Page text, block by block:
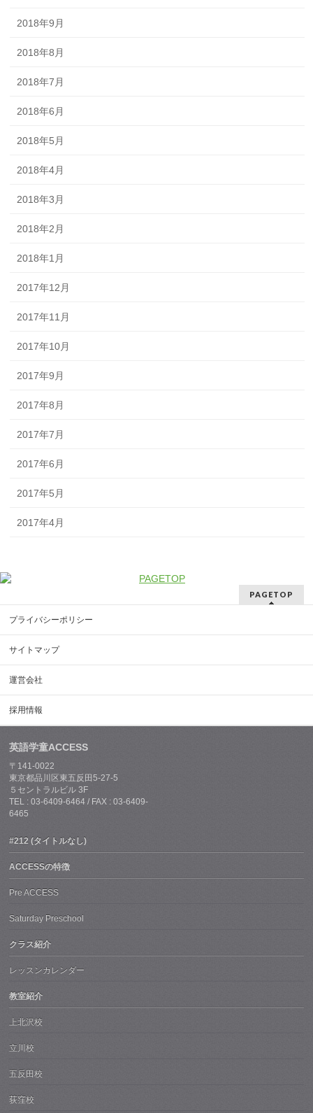
2018年9月
2018年8月
2018年7月
2018年6月
2018年5月
2018年4月
2018年3月
2018年2月
2018年1月
2017年12月
2017年11月
2017年10月
2017年9月
2017年8月
2017年7月
2017年6月
2017年5月
2017年4月
PAGETOP
プライバシーポリシー
サイトマップ
運営会社
採用情報
英語学童ACCESS
〒141-0022
東京都品川区東五反田5-27-5
５セントラルビル 3F
TEL : 03-6409-6464 / FAX : 03-6409-
6465
#212 (タイトルなし)
ACCESSの特徴
Pre ACCESS
Saturday Preschool
クラス紹介
レッスンカレンダー
教室紹介
上北沢校
立川校
五反田校
荻窪校